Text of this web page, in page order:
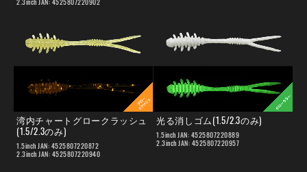
湾内チャートグロークラッシュ
(1.5/2.3のみ)
1.5inch JAN: 4525807220872
2.3inch JAN: 4525807220940
光る消しゴム(1.5/2.3のみ)
1.5inch JAN: 4525807220889
2.3inch JAN: 4525807220957